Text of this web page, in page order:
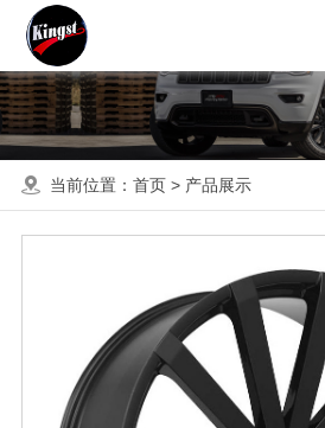
当前位置： 首页> 产品展示